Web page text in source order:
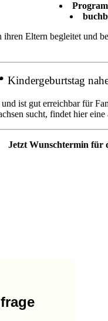
Eltern begleitet und
Kindergeburtstag
ist gut erreichbar für
sucht, findet hier
Jetzt Wunschtermin für